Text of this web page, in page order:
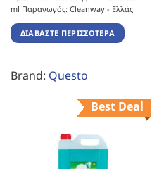
ml Παραγωγός: Cleanway - Ελλάς
ΔΙΑΒΆΣΤΕ ΠΕΡΙΣΣΌΤΕΡΑ
Brand: Questo
Best Deal